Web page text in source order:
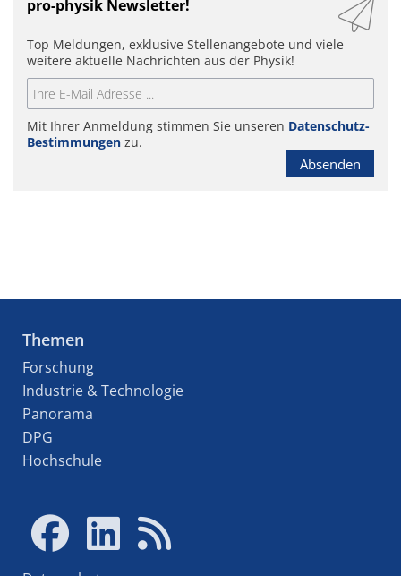
pro-physik Newsletter!
Top Meldungen, exklusive Stellenangebote und viele
weitere aktuelle Nachrichten aus der Physik!
Mit Ihrer Anmeldung stimmen Sie unseren Datenschutz-
Bestimmungen zu.
Absenden
Themen
Forschung
Industrie & Technologie
Panorama
DPG
Hochschule